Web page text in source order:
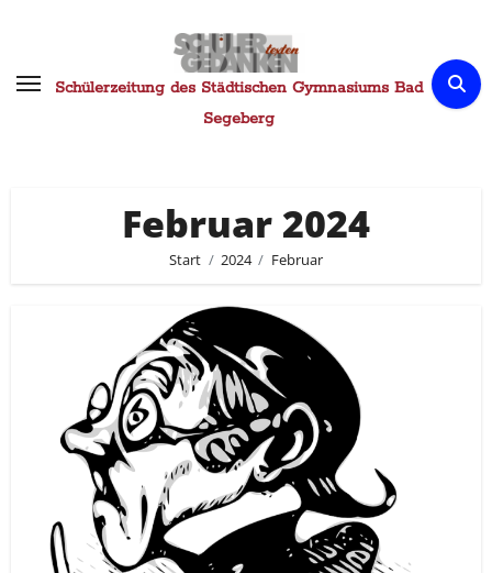
springenSchülerzeitung des Städtischen Gymnasiums Bad
Segeberg
Februar 2024
Start 2024 Februar